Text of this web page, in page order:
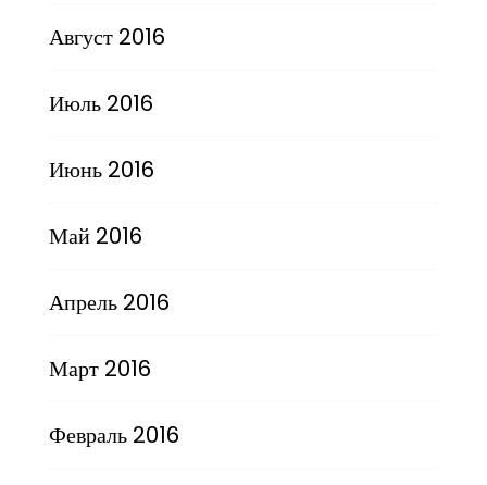
Август 2016
Июль 2016
Июнь 2016
Май 2016
Апрель 2016
Март 2016
Февраль 2016